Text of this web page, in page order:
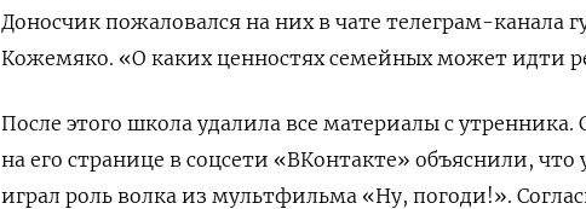
Доносчик пожаловался на них в чате телеграм-канала
Кожемяко. «О каких ценностях семейных может идти
После этого школа удалила все материалы с
на его странице в соцсети «ВКонтакте» объяснили,
играл роль волка из мультфильма «Ну, погоди!».